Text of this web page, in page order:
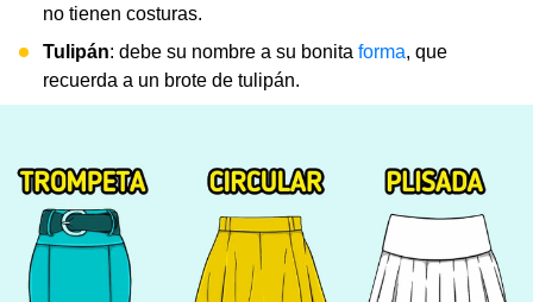
no tienen costuras.
Tulipán: debe su nombre a su bonita forma, que
recuerda a un brote de tulipán.